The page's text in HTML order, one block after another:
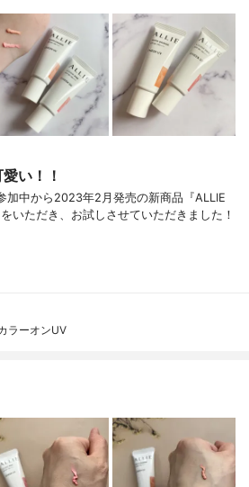
い！！
加中から2023年2月発売の新商品『ALLIE
いただき、お試しさせていただきました！
ラーオンUV